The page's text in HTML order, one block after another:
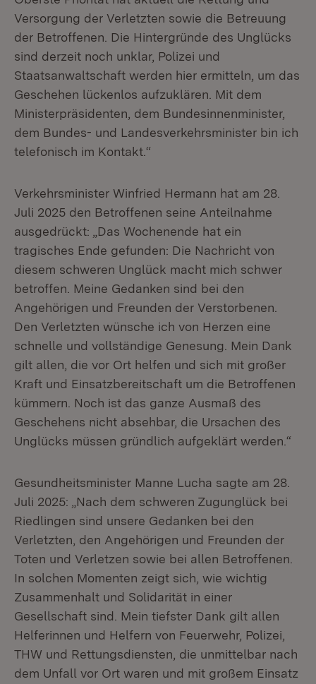
Versorgung der Verletzten sowie die Betreuung
der Betroffenen. Die Hintergründe des Unglücks
sind derzeit noch unklar, Polizei und
Staatsanwaltschaft werden hier ermitteln, um das
Geschehen lückenlos aufzuklären. Mit dem
Ministerpräsidenten, dem Bundesinnenminister,
dem Bundes- und Landesverkehrsminister bin ich
telefonisch im Kontakt.“
Verkehrsminister Winfried Hermann hat am 28.
Juli 2025 den Betroffenen seine Anteilnahme
ausgedrückt: „Das Wochenende hat ein
tragisches Ende gefunden: Die Nachricht von
diesem schweren Unglück macht mich schwer
betroffen. Meine Gedanken sind bei den
Angehörigen und Freunden der Verstorbenen.
Den Verletzten wünsche ich von Herzen eine
schnelle und vollständige Genesung. Mein Dank
gilt allen, die vor Ort helfen und sich mit großer
Kraft und Einsatzbereitschaft um die Betroffenen
kümmern. Noch ist das ganze Ausmaß des
Geschehens nicht absehbar, die Ursachen des
Unglücks müssen gründlich aufgeklärt werden.“
Gesundheitsminister Manne Lucha sagte am 28.
Juli 2025: „Nach dem schweren Zugunglück bei
Riedlingen sind unsere Gedanken bei den
Verletzten, den Angehörigen und Freunden der
Toten und Verletzen sowie bei allen Betroffenen.
In solchen Momenten zeigt sich, wie wichtig
Zusammenhalt und Solidarität in einer
Gesellschaft sind. Mein tiefster Dank gilt allen
Helferinnen und Helfern von Feuerwehr, Polizei,
THW und Rettungsdiensten, die unmittelbar nach
dem Unfall vor Ort waren und mit großem Einsatz